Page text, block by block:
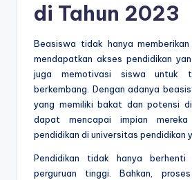
di Tahun 2023
Beasiswa tidak hanya
mendapatkan akses pendidikan
juga memotivasi siswa untuk
berkembang. Dengan adanya
yang memiliki bakat dan potensi
dapat mencapai impian mereka
pendidikan di universitas pendidikan
Pendidikan tidak hanya
perguruan tinggi. Bahkan,